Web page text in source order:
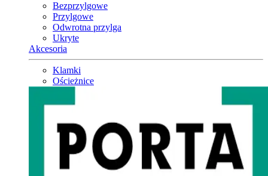
Bezprzylgowe
Przylgowe
Odwrotna przylga
Ukryte
Akcesoria
Klamki
Ościeżnice